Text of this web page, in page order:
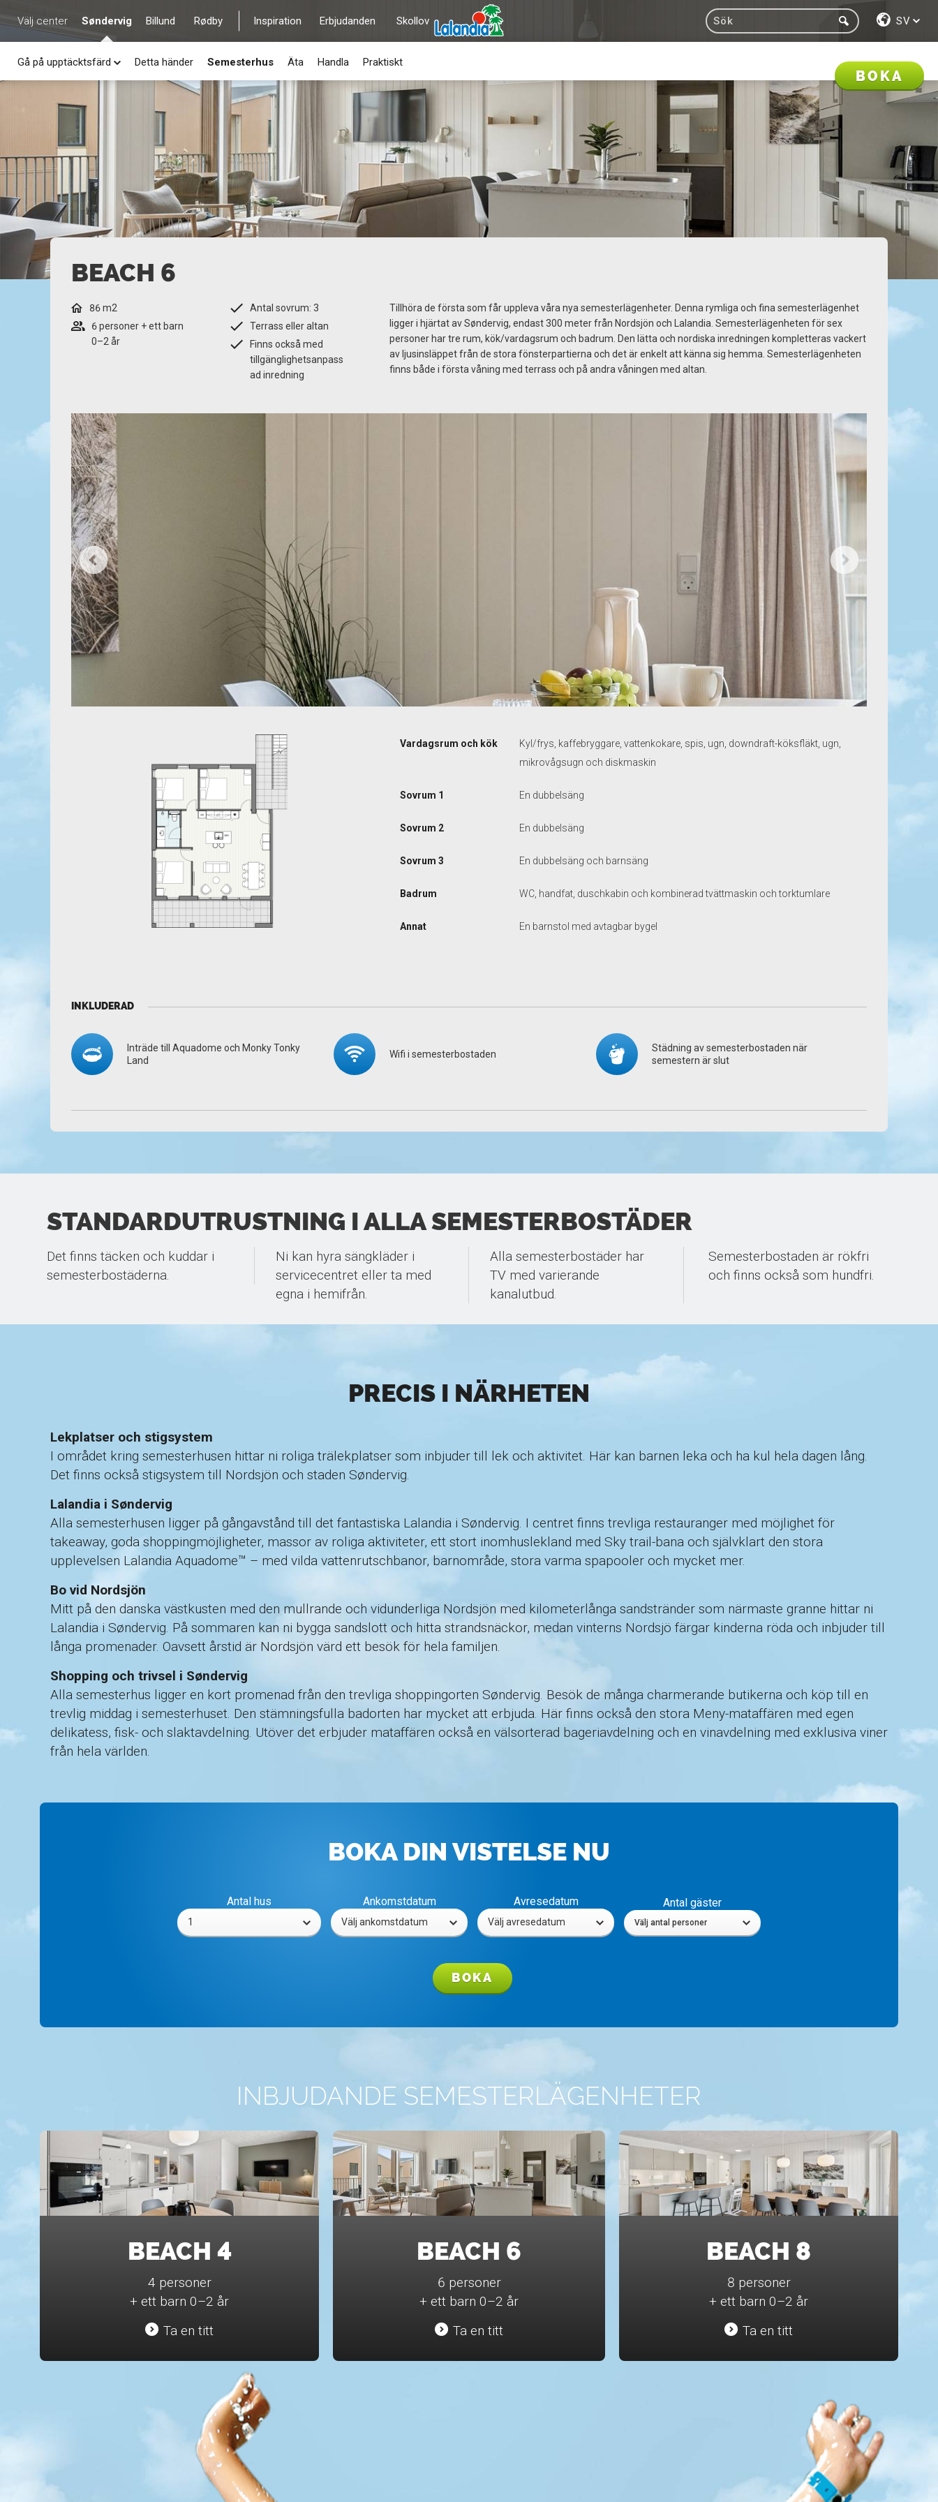
Välj center Søndervig
Gå på upptäcktsfärd Detta händer Semesterhus Äta Handla Praktiskt
BOKA
Billund Rødby Inspiration Erbjudanden Skollov SV
BEACH 6
86 m2
6 personer + ett barn
0–2 år
Antal sovrum: 3
Terrass eller altan
Finns också med
tillgänglighetsanpass
ad inredning
Tillhöra de första som får uppleva våra nya semesterlägenheter. Denna rymliga och fina semesterlägenhet
ligger i hjärtat av Søndervig, endast 300 meter från Nordsjön och Lalandia. Semesterlägenheten för sex
personer har tre rum, kök/vardagsrum och badrum. Den lätta och nordiska inredningen kompletteras vackert
av ljusinsläppet från de stora fönsterpartierna och det är enkelt att känna sig hemma. Semesterlägenheten
finns både i första våning med terrass och på andra våningen med altan.
Vardagsrum och kök
Kyl/frys, kaffebryggare, vattenkokare, spis, ugn, downdraft-köksfläkt, ugn,
mikrovågsugn och diskmaskin
Sovrum 1 En dubbelsäng
Sovrum 2 En dubbelsäng
Sovrum 3 En dubbelsäng och barnsäng
Badrum WC, handfat, duschkabin och kombinerad tvättmaskin och torktumlare
Annat En barnstol med avtagbar bygel
INKLUDERAD
Inträde till Aquadome och Monky Tonky
Land
Wifi i semesterbostaden
Städning av semesterbostaden när
semestern är slut
STANDARDUTRUSTNING I ALLA SEMESTERBOSTÄDER
Det finns täcken och kuddar i
semesterbostäderna.
Ni kan hyra sängkläder i
servicecentret eller ta med
egna i hemifrån.
Alla semesterbostäder har
TV med varierande
kanalutbud.
Semesterbostaden är rökfri
och finns också som hundfri.
PRECIS I NÄRHETEN
Lekplatser och stigsystem
I området kring semesterhusen hittar ni roliga trälekplatser som inbjuder till lek och aktivitet. Här kan barnen leka och ha kul hela dagen lång.
Det finns också stigsystem till Nordsjön och staden Søndervig.
Lalandia i Søndervig
Alla semesterhusen ligger på gångavstånd till det fantastiska Lalandia i Søndervig. I centret finns trevliga restauranger med möjlighet för
takeaway, goda shoppingmöjligheter, massor av roliga aktiviteter, ett stort inomhuslekland med Sky trail-bana och självklart den stora
upplevelsen Lalandia Aquadome™ – med vilda vattenrutschbanor, barnområde, stora varma spapooler och mycket mer.
Bo vid Nordsjön
Mitt på den danska västkusten med den mullrande och vidunderliga Nordsjön med kilometerlånga sandstränder som närmaste granne hittar ni
Lalandia i Søndervig. På sommaren kan ni bygga sandslott och hitta strandsnäckor, medan vinterns Nordsjö färgar kinderna röda och inbjuder till
långa promenader. Oavsett årstid är Nordsjön värd ett besök för hela familjen.
Shopping och trivsel i Søndervig
Alla semesterhus ligger en kort promenad från den trevliga shoppingorten Søndervig. Besök de många charmerande butikerna och köp till en
trevlig middag i semesterhuset. Den stämningsfulla badorten har mycket att erbjuda. Här finns också den stora Meny-mataffären med egen
delikatess, fisk- och slaktavdelning. Utöver det erbjuder mataffären också en välsorterad bageriavdelning och en vinavdelning med exklusiva viner
från hela världen.
BOKA DIN VISTELSE NU
Antal hus
1
Ankomstdatum Avresedatum Antal gäster
Välj antal personer
BOKA
INBJUDANDE SEMESTERLÄGENHETER
BEACH 4
4 personer
+ ett barn 0–2 år
Ta en titt
BEACH 6
6 personer
+ ett barn 0–2 år
Ta en titt
BEACH 8
8 personer
+ ett barn 0–2 år
Ta en titt